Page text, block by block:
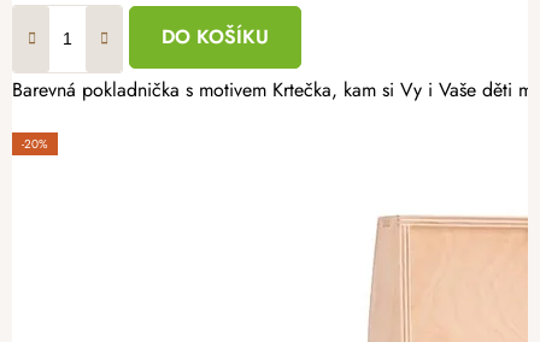
DO KOŠÍKU
Barevná pokladnička s motivem Krtečka, kam si Vy i Vaše děti
-20%